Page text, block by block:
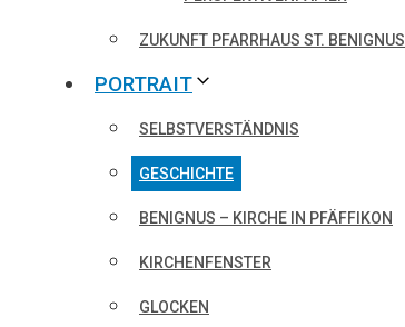
ZUKUNFT PFARRHAUS ST. BENIGNUS
PORTRAIT
SELBSTVERSTÄNDNIS
GESCHICHTE
BENIGNUS – KIRCHE IN PFÄFFIKON
KIRCHENFENSTER
GLOCKEN